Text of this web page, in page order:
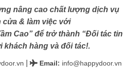
nâng cao chất lượng dịch vụ
cửa & làm việc với
Cao” để trở thành “Đối tác tin
khách hàng và đối tác!.
Email: info@happydoor.vn